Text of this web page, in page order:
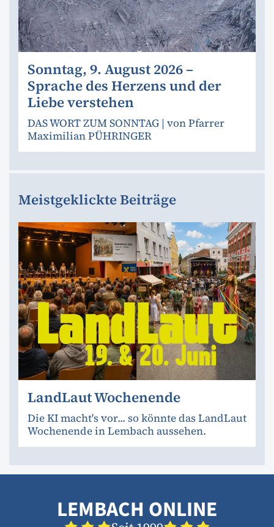
Sonntag, 9. August 2026 –
Sprache des Herzens und der
Liebe verstehen
DAS WORT ZUM SONNTAG | von Pfarrer
Maximilian PÜHRINGER
Meistgeklickte Beiträge
LandLaut Wochenende
Die KI macht's vor... so könnte das LandLaut
Wochenende in Lembach aussehen.
LEMBACH ONLINE